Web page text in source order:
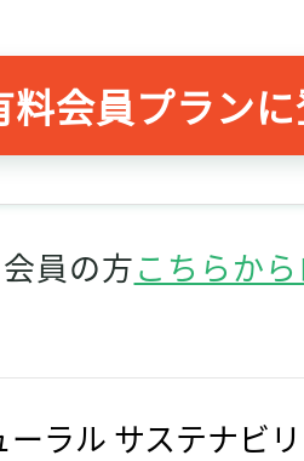
料会員プラン
会員の方こちらか
ラル サステナビ